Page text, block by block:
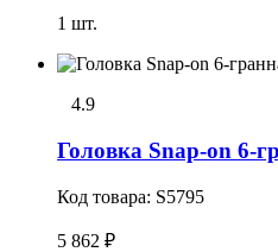
1 шт.
4.9
Головка Snap-on 6-
Код товара: S5795
5 862 ₽